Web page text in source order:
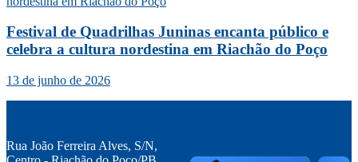
Festival de Quadrilhas Juninas encanta público e
celebra a cultura nordestina em Riachão do Poço
13 de junho de 2026
Rua João Ferreira Alves, S/N,